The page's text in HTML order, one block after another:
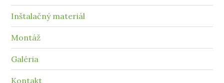
Inštalačný materiál
Montáž
Galéria
Kontakt